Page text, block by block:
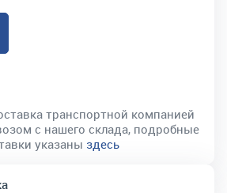
транспортной компанией
с нашего склада, подробные
указаны здесь